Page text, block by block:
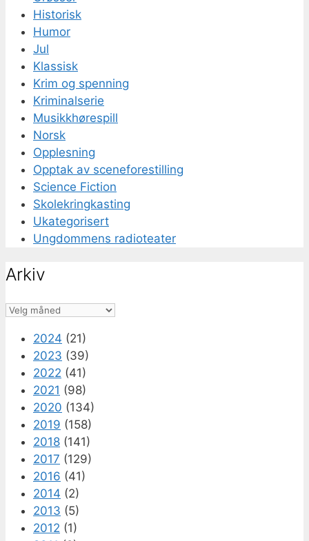
Historisk
Humor
Jul
Klassisk
Krim og spenning
Kriminalserie
Musikkhørespill
Norsk
Opplesning
Opptak av sceneforestilling
Science Fiction
Skolekringkasting
Ukategorisert
Ungdommens radioteater
Arkiv
Arkiv
2024 (21)
2023 (39)
2022 (41)
2021 (98)
2020 (134)
2019 (158)
2018 (141)
2017 (129)
2016 (41)
2014 (2)
2013 (5)
2012 (1)